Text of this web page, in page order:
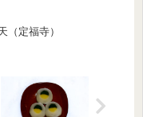
（定福寺）